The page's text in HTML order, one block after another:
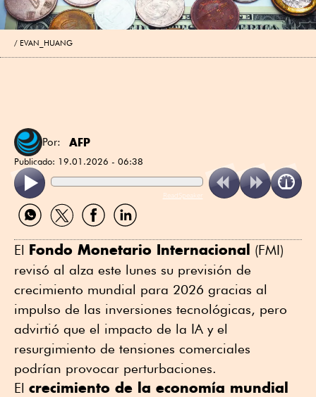
EVAN_HUANG
Por: AFP
Publicado: 19.01.2026 - 06:38
ReadSpeaker
Compartir
por
Compartir
por
Compartir
por
Compartir
por
El Fondo Monetario Internacional (FMI)
revisó al alza este lunes su previsión de
crecimiento mundial para 2026 gracias al
impulso de las inversiones tecnológicas, pero
advirtió que el impacto de la IA y el
resurgimiento de tensiones comerciales
podrían provocar perturbaciones.
El crecimiento de la economía mundial